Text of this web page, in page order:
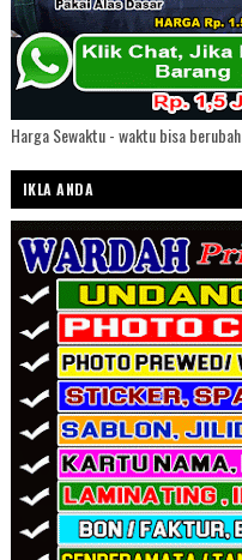
Harga Sewaktu - waktu bisa berubah
IKLA ANDA